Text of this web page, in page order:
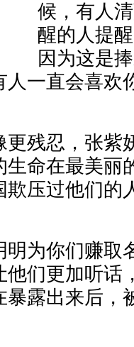
候，有人
醒的人提
因为这是
一直会喜欢
残忍，张紫
命在最美丽
欺压过他们的
为你们赚取
们更加听话
露出来后，